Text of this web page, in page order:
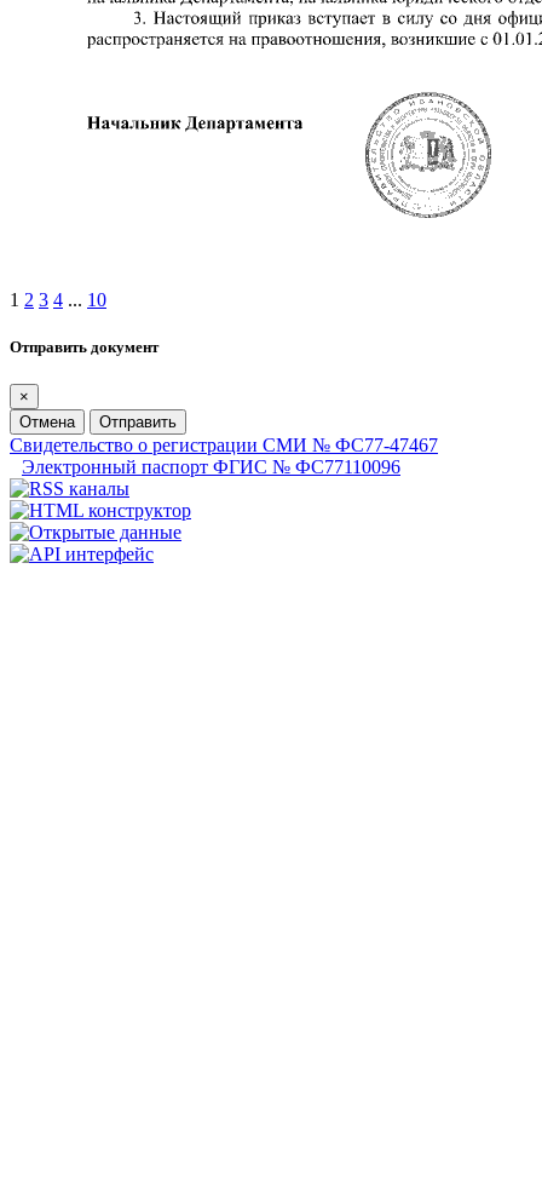
1 2 3 4 ... 10
Отправить документ
×
Отмена
Отправить
Свидетельство о регистрации СМИ № ФС77-47467
Электронный паспорт ФГИС № ФС77110096